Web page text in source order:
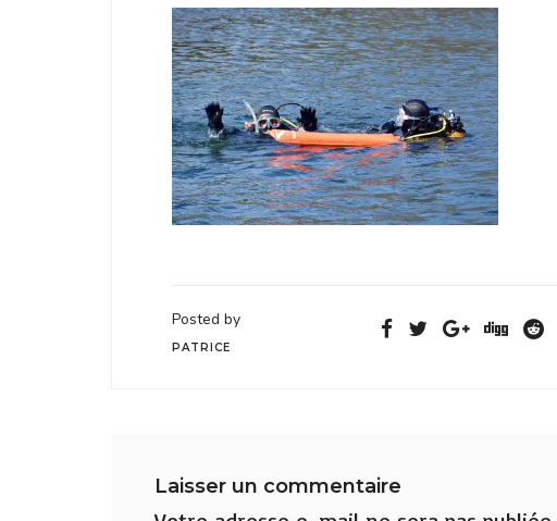
Posted by
PATRICE
Laisser un commentaire